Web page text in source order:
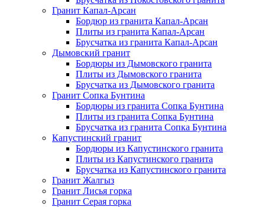
Гранит Капал-Арсан
Бордюр из гранита Капал-Арсан
Плиты из гранита Капал-Арсан
Брусчатка из гранита Капал-Арсан
Дымовский гранит
Бордюры из Дымовского гранита
Плиты из Дымовского гранита
Брусчатка из Дымовского гранита
Гранит Сопка Бунтина
Бордюры из гранита Сопка Бунтина
Плиты из гранита Сопка Бунтина
Брусчатка из гранита Сопка Бунтина
Капустинский гранит
Бордюры из Капустинского гранита
Плиты из Капустинского гранита
Брусчатка из Капустинского гранита
Гранит Жалгыз
Гранит Лисья горка
Гранит Серая горка